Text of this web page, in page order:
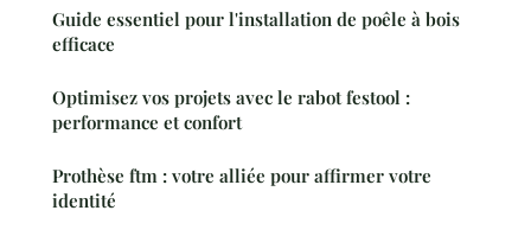
Guide essentiel pour l'installation de poêle à bois
efficace
Optimisez vos projets avec le rabot festool :
performance et confort
Prothèse ftm : votre alliée pour affirmer votre
identité